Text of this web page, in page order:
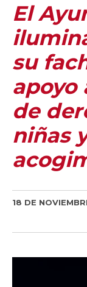
El
su
apoyo
de
niñas
18 DE